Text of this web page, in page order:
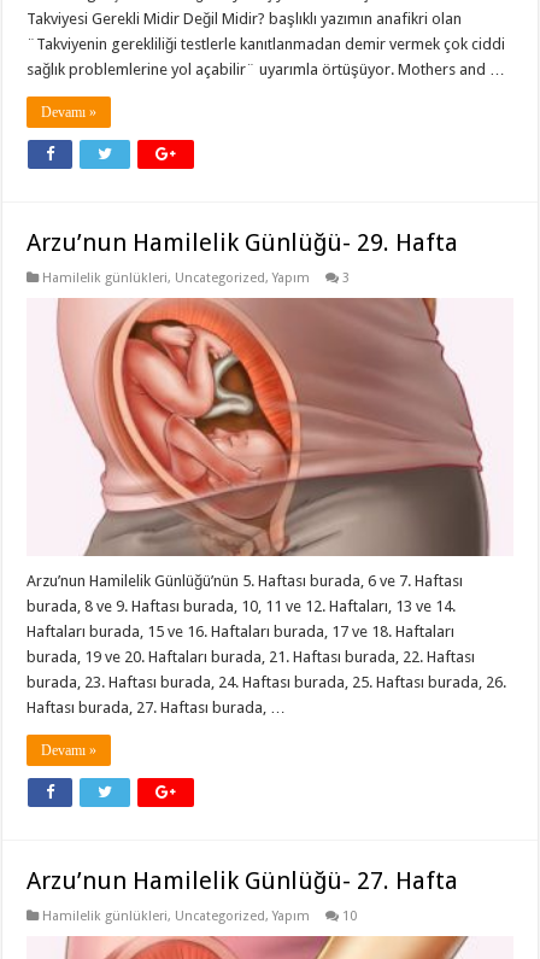
Takviyesi Gerekli Midir Değil Midir? başlıklı yazımın anafikri olan
¨Takviyenin gerekliliği testlerle kanıtlanmadan demir vermek çok ciddi
sağlık problemlerine yol açabilir¨ uyarımla örtüşüyor. Mothers and …
Devamı »
Arzu’nun Hamilelik Günlüğü- 29. Hafta
Hamilelik günlükleri, Uncategorized,Yapım 3
Arzu’nun Hamilelik Günlüğü’nün 5. Haftası burada, 6 ve 7. Haftası
burada, 8 ve 9. Haftası burada, 10, 11 ve 12. Haftaları, 13 ve 14.
Haftaları burada, 15 ve 16. Haftaları burada, 17 ve 18. Haftaları
burada, 19 ve 20. Haftaları burada, 21. Haftası burada, 22. Haftası
burada, 23. Haftası burada, 24. Haftası burada, 25. Haftası burada, 26.
Haftası burada, 27. Haftası burada, …
Devamı »
Arzu’nun Hamilelik Günlüğü- 27. Hafta
Hamilelik günlükleri, Uncategorized,Yapım 10